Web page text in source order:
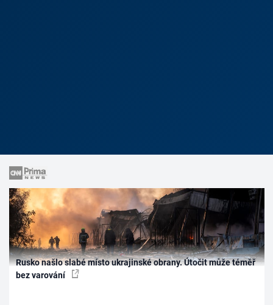
Rusko našlo slabé místo ukrajinské obrany. Útočit může téměř
bez varování